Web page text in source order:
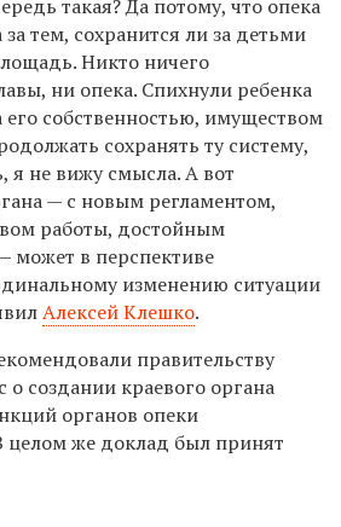
такая? Да потому, что опека
тем, сохранится ли за детьми
Никто ничего
ни опека. Спихнули ребенка
его собственностью, имуществом
сохранять ту систему,
я не вижу смысла. А вот
— с новым регламентом,
работы, достойным
может в перспективе
изменению ситуации
Алексей Клешко.
правительству
о создании краевого органа
органов опеки
целом же доклад был принят